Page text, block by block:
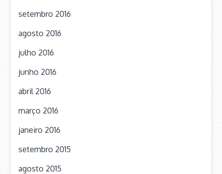
setembro 2016
agosto 2016
julho 2016
junho 2016
abril 2016
março 2016
janeiro 2016
setembro 2015
agosto 2015